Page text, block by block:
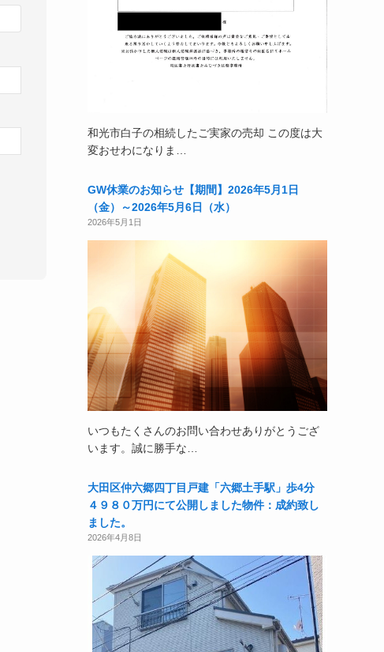
和光市白子の相続したご実家の売却 この度は大
変おせわになりま…
GW休業のお知らせ【期間】2026年5月1日
（金）～2026年5月6日（水）
2026年5月1日
いつもたくさんのお問い合わせありがとうござ
います。誠に勝手な…
大田区仲六郷四丁目戸建「六郷土手駅」歩4分
４９８０万円にて公開しました物件：成約致し
ました。
2026年4月8日